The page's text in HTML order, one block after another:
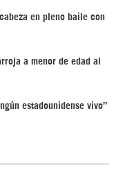
en pleno baile con
a menor de edad al
estadounidense vivo”